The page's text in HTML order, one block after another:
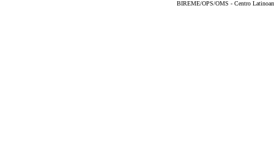
BIREME/OPS/OMS - Centro